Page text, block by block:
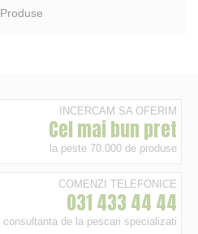
Produse
INCERCAM SA OFERIM
Cel mai bun pret
la peste 70.000 de produse
COMENZI TELEFONICE
031 433 44 44
consultanta de la pescari specializati